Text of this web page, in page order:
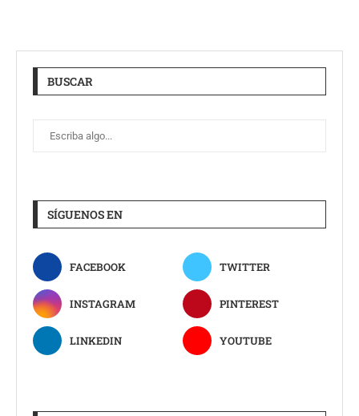
BUSCAR
SÍGUENOS EN
FACEBOOK TWITTER
INSTAGRAM PINTEREST
LINKEDIN YOUTUBE